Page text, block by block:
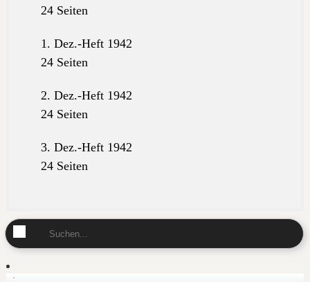
24 Seiten
1. Dez.-Heft 1942
24 Seiten
2. Dez.-Heft 1942
24 Seiten
3. Dez.-Heft 1942
24 Seiten